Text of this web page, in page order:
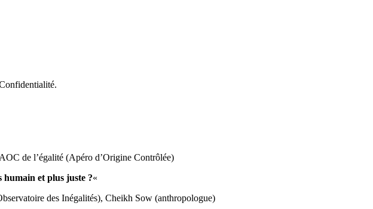
de l’égalité (Apéro d’Origine Contrôlée)
humain et plus juste ?«
des Inégalités), Cheikh Sow (anthropologue)